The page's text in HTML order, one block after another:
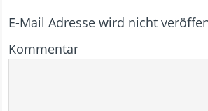
E-Mail Adresse wird nicht
Kommentar